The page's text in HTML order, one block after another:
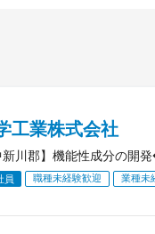
工業株式会社
新川郡】機能性成分の開
員 職種未経験歓迎 業種未